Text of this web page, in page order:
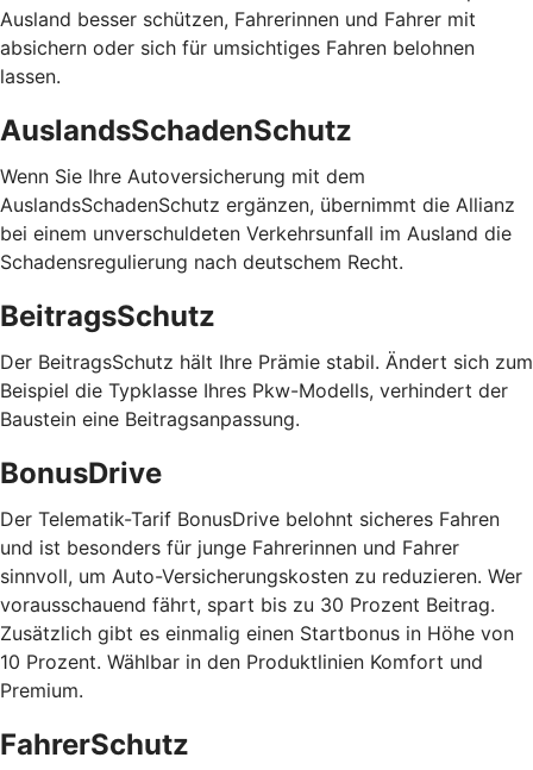
Ausland besser schützen, Fahrerinnen und Fahrer mit
absichern oder sich für umsichtiges Fahren belohnen
lassen.
AuslandsSchadenSchutz
Wenn Sie Ihre Autoversicherung mit dem
AuslandsSchadenSchutz ergänzen, übernimmt die Allianz
bei einem unverschuldeten Verkehrsunfall im Ausland die
Schadensregulierung nach deutschem Recht.
BeitragsSchutz
Der BeitragsSchutz hält Ihre Prämie stabil. Ändert sich zum
Beispiel die Typklasse Ihres Pkw-Modells, verhindert der
Baustein eine Beitragsanpassung.
BonusDrive
Der Telematik-Tarif BonusDrive belohnt sicheres Fahren
und ist besonders für junge Fahrerinnen und Fahrer
sinnvoll, um Auto-Versicherungskosten zu reduzieren. Wer
vorausschauend fährt, spart bis zu 30 Prozent Beitrag.
Zusätzlich gibt es einmalig einen Startbonus in Höhe von
10 Prozent. Wählbar in den Produktlinien Komfort und
Premium.
FahrerSchutz